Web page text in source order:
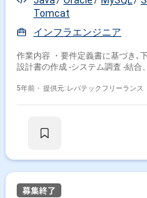
Tomcat
インフラエンジニア
作業内容 ・要件定義書に基づき､
設計書の作成 -システム調査 -結合
5年前・ 提供元: レバテックフリーランス